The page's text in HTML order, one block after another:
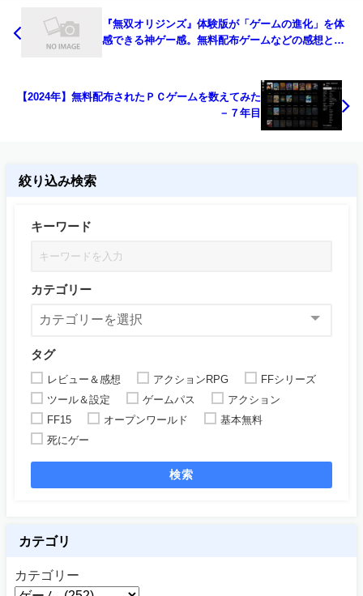
『無双オリジンズ』体験版が「ゲームの進化」を体
感できる神ゲー感。無料配布ゲームなどの感想とプ
【2024年】無料配布されたＰＣゲームを数えてみた
－７年目
絞り込み検索
キーワード
カテゴリー
タグ
レビュー＆感想 アクションRPG
FFシリーズ
ツール＆設定
ゲームパス
アクション
FF15
オープンワールド
基本無料
死にゲー
検索
カテゴリ
カテゴリー